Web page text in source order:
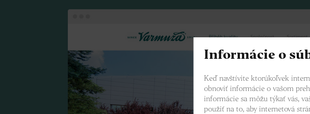
Informácie o
Keď navštívite ktorúkoľvek
obnoviť informácie o vašom
informácie sa môžu týkať vás,
použiť na to, aby internetová